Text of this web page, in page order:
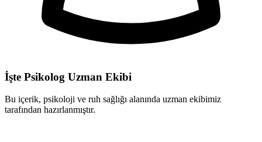
İşte Psikolog Uzman Ekibi
Bu içerik, psikoloji ve ruh sağlığı alanında uzman ekibimiz
tarafından hazırlanmıştır.